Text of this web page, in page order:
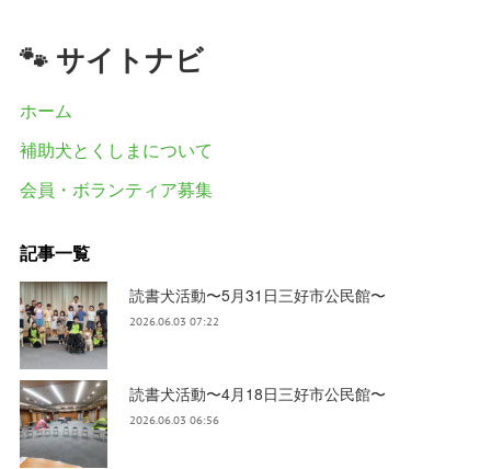
🐾 サイトナビ
ホーム
補助犬とくしまについて
会員・ボランティア募集
記事一覧
読書犬活動〜5月31日三好市公民館〜
2026.06.03 07:22
読書犬活動〜4月18日三好市公民館〜
2026.06.03 06:56